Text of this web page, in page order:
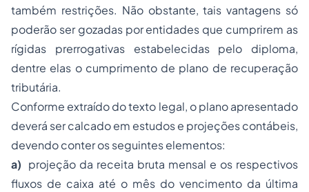
também restrições. Não obstante, tais vantagens só
poderão ser gozadas por entidades que cumprirem as
rígidas prerrogativas estabelecidas pelo diploma,
dentre elas o cumprimento de plano de recuperação
tributária.
Conforme extraído do texto legal, o plano apresentado
deverá ser calcado em estudos e projeções contábeis,
devendo conter os seguintes elementos:
a) projeção da receita bruta mensal e os respectivos
fluxos de caixa até o mês do vencimento da última